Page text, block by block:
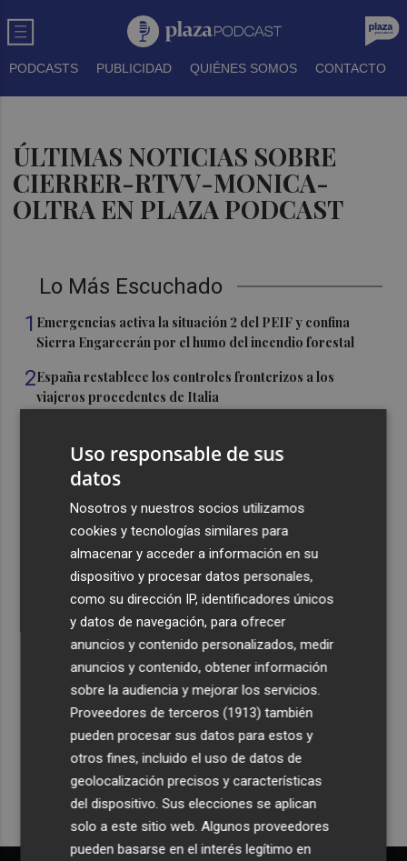
PODCASTS PUBLICIDAD QUIÉNES SOMOS CONTACTO
ÚLTIMAS NOTICIAS SOBRE
CIERRER-RTVV-MONICA-
OLTRA EN PLAZA PODCAST
Lo Más Escuchado
1 Emergencias activa la situación 2 del PEIF y confina
Sierra Engarcerán por el humo del incendio forestal
2España restablece los controles fronterizos a los
viajeros procedentes de Italia
Ferran Torres, recibido con un baño de masas en su
pueblo: "Allá donde voy siempre digo que soy de Foios"
Foios se vuelca con Ferran Torres
Recibe toda la actualidad de
Plaza Podcast en tu correo
Quiero suscribirme
Uso responsable de sus
datos
Nosotros y nuestros socios utilizamos
cookies y tecnologías similares para
almacenar y acceder a información en su
dispositivo y procesar datos personales,
como su dirección IP, identificadores únicos
y datos de navegación, para ofrecer
anuncios y contenido personalizados, medir
anuncios y contenido, obtener información
sobre la audiencia y mejorar los servicios.
Proveedores de terceros (1913) también
pueden procesar sus datos para estos y
otros fines, incluido el uso de datos de
geolocalización precisos y características
del dispositivo. Sus elecciones se aplican
solo a este sitio web. Algunos proveedores
pueden basarse en el interés legítimo en